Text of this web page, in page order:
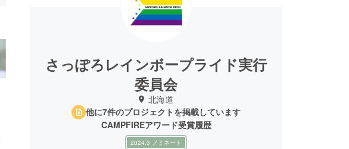
さっぽろレインボープライド実行
委員会
北海道
他に7件のプロジェクトを掲載しています
CAMPFIREアワード受賞履歴
2024.3 ノミネート